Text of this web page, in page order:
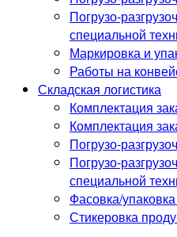
Погрузо-
специальной
Маркировка и
Работы на
Складская логистика
Комплектация
Комплектация
Погрузо-
Погрузо-
специальной
Фасовка/
Стикеровка